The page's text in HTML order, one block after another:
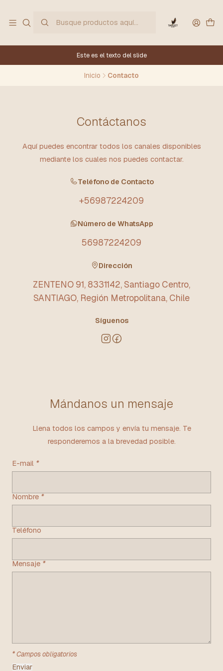
Este es el texto del slide
Inicio Contacto
Contáctanos
Aquí puedes encontrar todos los canales disponibles
mediante los cuales nos puedes contactar.
Teléfono de Contacto
+56987224209
Número de WhatsApp
56987224209
Dirección
ZENTENO 91, 8331142, Santiago Centro,
SANTIAGO, Región Metropolitana, Chile
Síguenos
Mándanos un mensaje
Llena todos los campos y envía tu mensaje. Te
responderemos a la brevedad posible.
E-mail *
Nombre *
Teléfono
Mensaje *
* Campos obligatorios